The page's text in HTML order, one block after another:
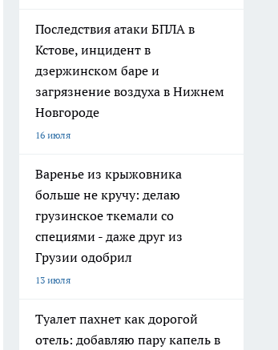
Последствия атаки БПЛА в
Кстове, инцидент в
дзержинском баре и
загрязнение воздуха в Нижнем
Новгороде
16 июля
Варенье из крыжовника
больше не кручу: делаю
грузинское ткемали со
специями - даже друг из
Грузии одобрил
13 июля
Туалет пахнет как дорогой
отель: добавляю пару капель в